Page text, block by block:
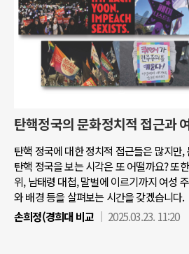
탄핵정국의 문화정치적 접근과
탄핵 정국에 대한 정치적 접근들은 많지만
탄핵 정국을 보는 시각은 또 어떨까요? 또
위, 남태령 대첩, 말벌에 이르기까지 여성
와 배경 등을 살펴보는 시간을 갖겠습니다.
손희정(경희대 비교
2025.03.23. 11:20